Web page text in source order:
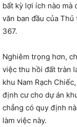
bất kỳ lợi ích nào mà
văn ban đầu của
367.
Nghiêm trọng hơn,
việc thu hồi đất tràn
khu Nam Rạch
định cư cho dự án
chẳng có quy định
làm việc này.